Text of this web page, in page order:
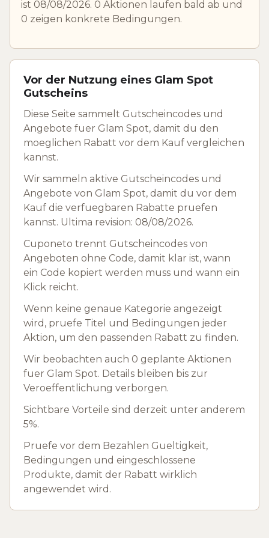
ist 08/08/2026. 0 Aktionen laufen bald ab und
0 zeigen konkrete Bedingungen.
Vor der Nutzung eines Glam Spot
Gutscheins
Diese Seite sammelt Gutscheincodes und
Angebote fuer Glam Spot, damit du den
moeglichen Rabatt vor dem Kauf vergleichen
kannst.
Wir sammeln aktive Gutscheincodes und
Angebote von Glam Spot, damit du vor dem
Kauf die verfuegbaren Rabatte pruefen
kannst. Ultima revision: 08/08/2026.
Cuponeto trennt Gutscheincodes von
Angeboten ohne Code, damit klar ist, wann
ein Code kopiert werden muss und wann ein
Klick reicht.
Wenn keine genaue Kategorie angezeigt
wird, pruefe Titel und Bedingungen jeder
Aktion, um den passenden Rabatt zu finden.
Wir beobachten auch 0 geplante Aktionen
fuer Glam Spot. Details bleiben bis zur
Veroeffentlichung verborgen.
Sichtbare Vorteile sind derzeit unter anderem
5%.
Pruefe vor dem Bezahlen Gueltigkeit,
Bedingungen und eingeschlossene
Produkte, damit der Rabatt wirklich
angewendet wird.